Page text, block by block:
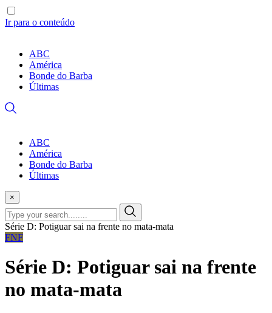
Ir para o conteúdo
ABC
América
Bonde do Barba
Últimas
ABC
América
Bonde do Barba
Últimas
×
Série D: Potiguar sai na frente no mata-mata
FNF
Série D: Potiguar sai na frente
no mata-mata